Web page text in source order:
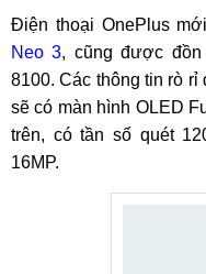
Điện thoại OnePlus
Neo 3, cũng được
8100. Các thông tin rò rỉ
sẽ có màn hình OLED
trên, có tần số quét
16MP.